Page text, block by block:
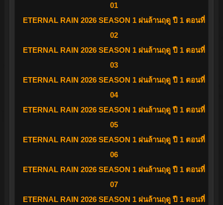
01
ETERNAL RAIN 2026 SEASON 1 ฝนล้านฤดู ปี 1 ตอนที่
02
ETERNAL RAIN 2026 SEASON 1 ฝนล้านฤดู ปี 1 ตอนที่
03
ETERNAL RAIN 2026 SEASON 1 ฝนล้านฤดู ปี 1 ตอนที่
04
ETERNAL RAIN 2026 SEASON 1 ฝนล้านฤดู ปี 1 ตอนที่
05
ETERNAL RAIN 2026 SEASON 1 ฝนล้านฤดู ปี 1 ตอนที่
06
ETERNAL RAIN 2026 SEASON 1 ฝนล้านฤดู ปี 1 ตอนที่
07
ETERNAL RAIN 2026 SEASON 1 ฝนล้านฤดู ปี 1 ตอนที่